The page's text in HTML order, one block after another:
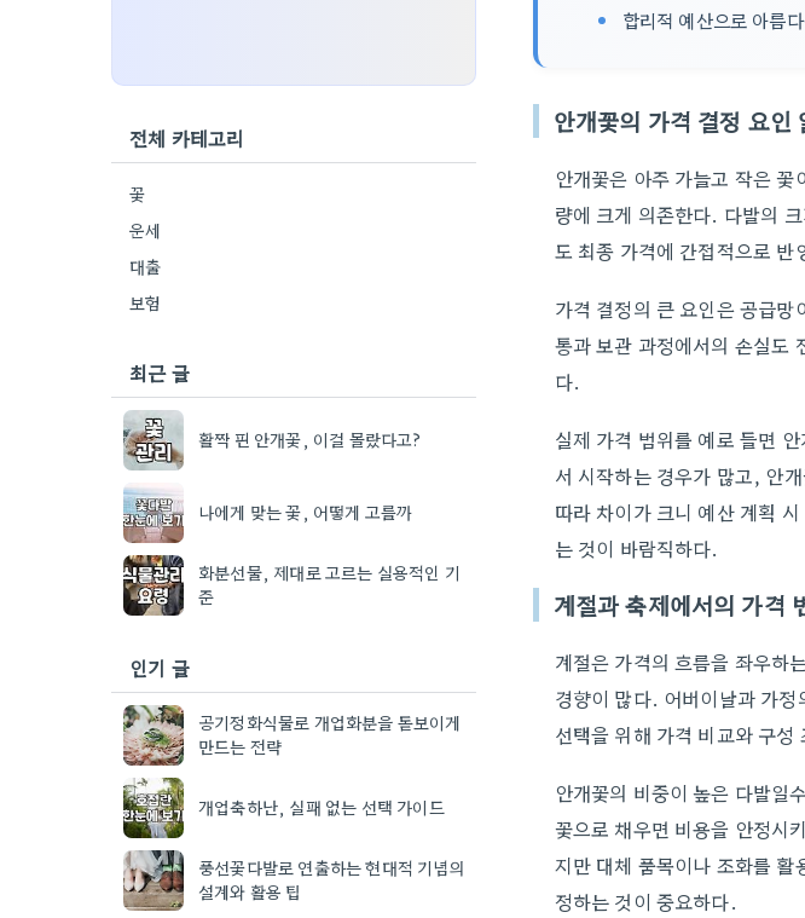
합리적 예산으로 아름
안개꽃의 가격 결정 요인
안개꽃은 아주 가늘고 작은
량에 크게 의존한다. 다발의
도 최종 가격에 간접적으로 반
가격 결정의 큰 요인은 공급
통과 보관 과정에서의 손실도
다.
실제 가격 범위를 예로 들면
서 시작하는 경우가 많고, 안
따라 차이가 크니 예산 계획
는 것이 바람직하다.
계절과 축제에서의 가격
계절은 가격의 흐름을 좌우하
경향이 많다. 어버이날과 가
선택을 위해 가격 비교와 구
안개꽃의 비중이 높은 다발일
꽃으로 채우면 비용을 안정시
지만 대체 품목이나 조화를
정하는 것이 중요하다.
전체 카테고리
꽃
운세
대출
보험
최근 글
활짝 핀 안개꽃, 이걸 몰랐다고?
나에게 맞는 꽃, 어떻게 고를까
화분선물, 제대로 고르는 실용적인 기
준
인기 글
공기정화식물로 개업화분을 돋보이게
만드는 전략
개업축하난, 실패 없는 선택 가이드
풍선꽃다발로 연출하는 현대적 기념의
설계와 활용 팁